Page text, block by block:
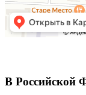
В Российской